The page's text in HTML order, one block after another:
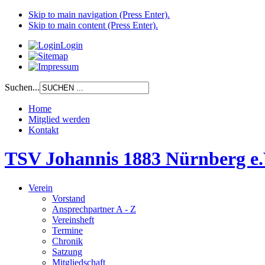
Skip to main navigation (Press Enter).
Skip to main content (Press Enter).
Login
Suchen...
Home
Mitglied werden
Kontakt
TSV Johannis 1883 Nürnberg
Verein
Vorstand
Ansprechpartner A - Z
Vereinsheft
Termine
Chronik
Satzung
Mitgliedschaft